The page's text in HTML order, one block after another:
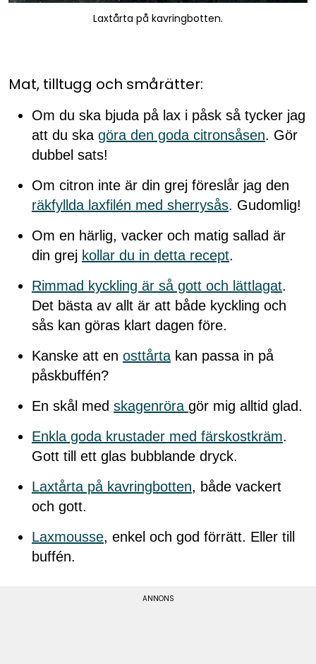
Laxtårta på kavringbotten.
Mat, tilltugg och smårätter:
Om du ska bjuda på lax i påsk så tycker jag
att du ska göra den goda citronsåsen. Gör
dubbel sats!
Om citron inte är din grej föreslår jag den
räkfyllda laxfilén med sherrysås. Gudomlig!
Om en härlig, vacker och matig sallad är
din grej kollar du in detta recept.
Rimmad kyckling är så gott och lättlagat.
Det bästa av allt är att både kyckling och
sås kan göras klart dagen före.
Kanske att en osttårta kan passa in på
påskbuffén?
En skål med skagenröra gör mig alltid glad.
Enkla goda krustader med färskostkräm.
Gott till ett glas bubblande dryck.
Laxtårta på kavringbotten, både vackert
och gott.
Laxmousse, enkel och god förrätt. Eller till
buffén.